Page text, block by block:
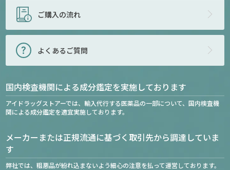
ご購入の流れ
よくあるご質問
国内検査機関による成分鑑定を実施しております
アイドラッグストアーでは、輸入代行する医薬品の一部について、国内検査機
関による成分鑑定を適宜実施しております。
メーカーまたは正規流通に基づく取引先から調達していま
す
弊社では、粗悪品が紛れ込まないよう細心の注意を払って運営しております。